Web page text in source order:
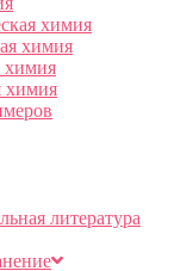
химия
химия
химия
химия
литература